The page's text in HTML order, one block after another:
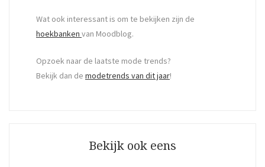
Wat ook interessant is om te bekijken zijn de
hoekbanken van Moodblog.
Opzoek naar de laatste mode trends?
Bekijk dan de modetrends van dit jaar!
Bekijk ook eens